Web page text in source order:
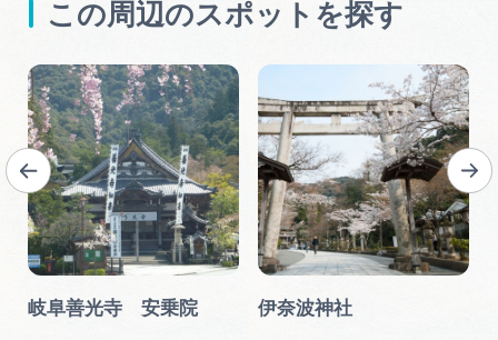
この周辺のスポットを探す
岐阜善光寺 安乗院 伊奈波神社